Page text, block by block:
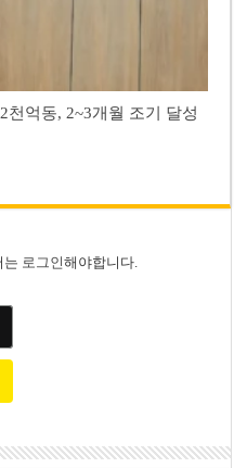
천억동, 2~3개월 조기 달성
는 로그인해야합니다.